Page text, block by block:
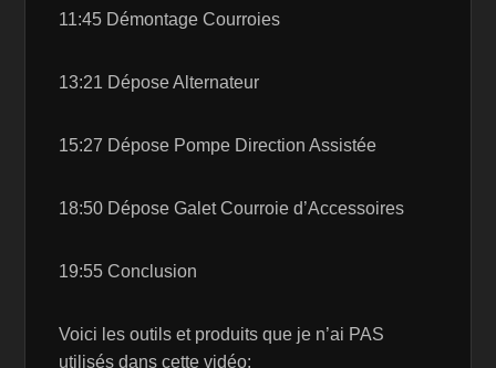
11:45 Démontage Courroies
13:21 Dépose Alternateur
15:27 Dépose Pompe Direction Assistée
18:50 Dépose Galet Courroie d’Accessoires
19:55 Conclusion
Voici les outils et produits que je n’ai PAS
utilisés dans cette vidéo: